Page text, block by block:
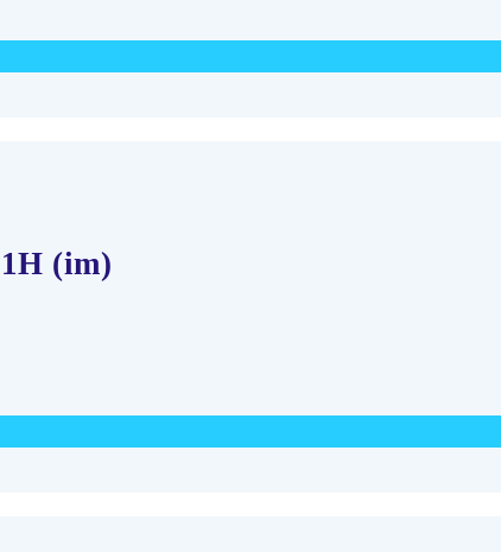
(im)